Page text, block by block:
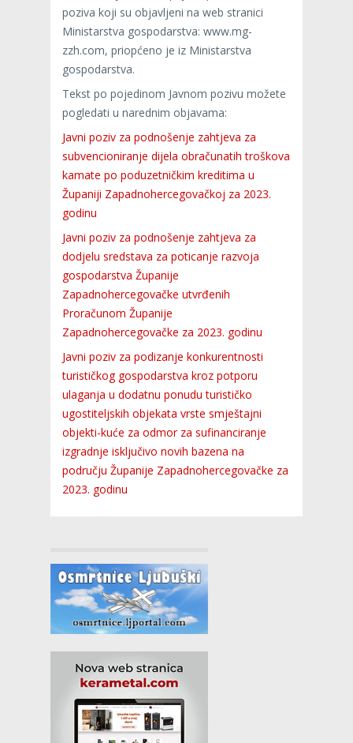
poziva koji su objavljeni na web stranici
Ministarstva gospodarstva: www.mg-
zzh.com, priopćeno je iz Ministarstva
gospodarstva.
Tekst po pojedinom Javnom pozivu možete
pogledati u narednim objavama:
Javni poziv za podnošenje zahtjeva za
subvencioniranje dijela obračunatih troškova
kamate po poduzetničkim kreditima u
Županiji Zapadnohercegovačkoj za 2023.
godinu
Javni poziv za podnošenje zahtjeva za
dodjelu sredstava za poticanje razvoja
gospodarstva Županije
Zapadnohercegovačke utvrđenih
Proračunom Županije
Zapadnohercegovačke za 2023. godinu
Javni poziv za podizanje konkurentnosti
turističkog gospodarstva kroz potporu
ulaganja u dodatnu ponudu turističko
ugostiteljskih objekata vrste smještajni
objekti-kuće za odmor za sufinanciranje
izgradnje isključivo novih bazena na
području Županije Zapadnohercegovačke za
2023. godinu